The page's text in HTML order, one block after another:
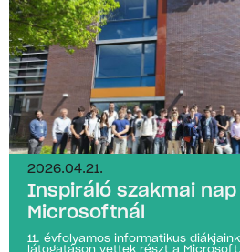
2026.04.21.
Inspiráló szakmai nap
Microsoftnál
11. évfolyamos informatikus
látogatáson vettek részt a